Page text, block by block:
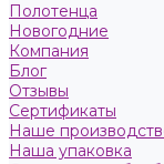
Полотенца
Новогодние
Компания
Блог
Отзывы
Сертификаты
Наше
Наша упаковка